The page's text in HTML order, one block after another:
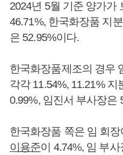
2024년 5월 기준 양가가
46.71%, 한국화장품 지
은 52.95%이다.
한국화장품제조의 경우
각각 11.54%, 11.21%
0.99%, 임진서 부사장은
한국화장품 쪽은 임 회
이용준이 4.74%, 임 부